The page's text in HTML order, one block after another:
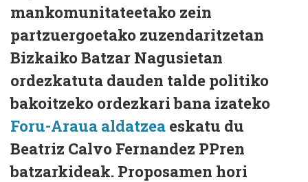
mankomunitateetako zein
partzuergoetako zuzendaritzetan
Bizkaiko Batzar Nagusietan
ordezkatuta dauden talde politiko
bakoitzeko ordezkari bana izateko
Foru-Araua aldatzea eskatu du
Beatriz Calvo Fernandez PPren
batzarkideak. Proposamen hori